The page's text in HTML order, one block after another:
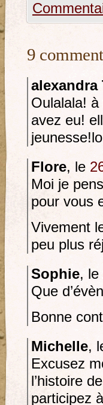
9
alexandra
Oulalala!
avez eu!
Flore, le
Moi je
pour vous
Vivement
peu plus
Sophie, le
Que
Bonne
Michelle,
Excusez
l’histoire
participez